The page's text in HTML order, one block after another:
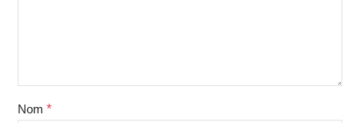
Nom *